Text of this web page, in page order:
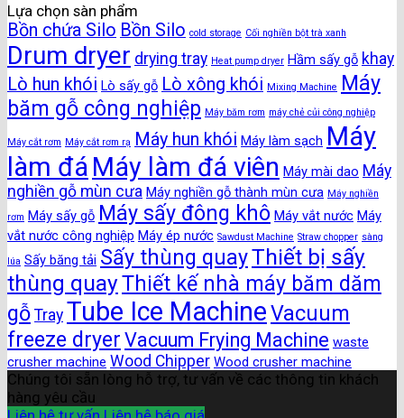
Lựa chọn sàn phẩm
Bồn chứa Silo Bồn Silo cold storage Cối nghiền bột trà xanh
Drum dryer drying tray Heat pump dryer Hầm sấy gỗ khay
Lò hun khói Lò sấy gỗ Lò xông khói Mixing Machine Máy
băm gỗ công nghiệp Máy băm rơm máy chẻ củi công nghiệp
Máy cắt rơm Máy cắt rơm rạ Máy hun khói Máy làm sạch Máy
làm đá Máy làm đá viên Máy mài dao Máy
nghiền gỗ mùn cưa Máy nghiền gỗ thành mùn cưa Máy nghiền
rơm Máy sấy gỗ Máy sấy đông khô Máy vắt nước Máy
vắt nước công nghiệp Máy ép nước Sawdust Machine Straw chopper sàng
lúa Sấy băng tải Sấy thùng quayThiết bị sấy
thùng quayThiết kế nhà máy băm dăm
gỗ Tray Tube Ice MachineVacuum
freeze dryer Vacuum Frying Machine waste
crusher machine Wood Chipper Wood crusher machine
Chúng tôi sẵn lòng hỗ trợ, tư vấn về các thông tin khách
hàng yêu cầu